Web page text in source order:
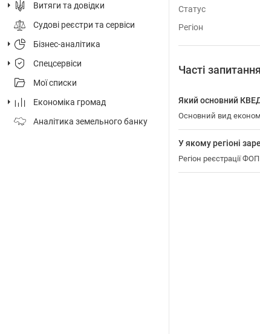
Витяги та довідки
Судові реєстри та сервіси
Бізнес-аналітика
Спецсервіси
Мої списки
Економіка громад
Аналітика земельного банку
Статус
Регіон
Часті
Який основний
Основний вид
У якому регіоні
Регіон реєстрації